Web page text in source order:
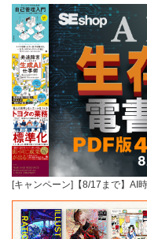
[キャンペーン]【8/17まで】AI